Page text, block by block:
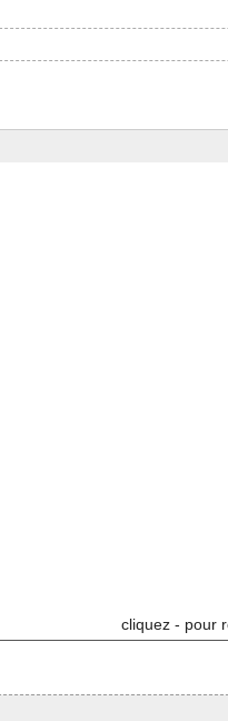
cliquez - pour